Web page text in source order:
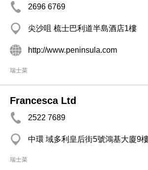
2696 6769
尖沙咀 梳士巴利道半島酒店1樓
http://www.peninsula.com
瑞士菜
Francesca Ltd
2522 7689
中環 域多利皇后街5號鴻基大廈9
瑞士菜